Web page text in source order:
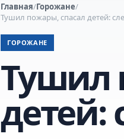
Главная/Горожане/
Тушил пожары, спасал детей:
ГОРОЖАНЕ
Тушил
детей: